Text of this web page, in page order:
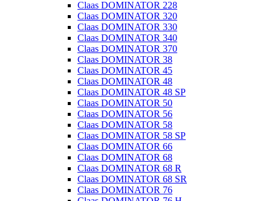
Claas DOMINATOR 228
Claas DOMINATOR 320
Claas DOMINATOR 330
Claas DOMINATOR 340
Claas DOMINATOR 370
Claas DOMINATOR 38
Claas DOMINATOR 45
Claas DOMINATOR 48
Claas DOMINATOR 48 SP
Claas DOMINATOR 50
Claas DOMINATOR 56
Claas DOMINATOR 58
Claas DOMINATOR 58 SP
Claas DOMINATOR 66
Claas DOMINATOR 68
Claas DOMINATOR 68 R
Claas DOMINATOR 68 SR
Claas DOMINATOR 76